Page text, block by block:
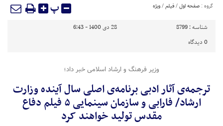
گروه : صفحه اول / فیلم / ویژه پ
شناسه : 8799
28 دی 1400 - 6:43
0 دیدگاه
وزیر فرهنگ و ارشاد اسلامی خبر داد؛
ترجمه‌ی آثار ادبی برنامه‌ی اصلی سال آینده وزارت
ارشاد/ فارابی و سازمان سینمایی ۵ فیلم دفاع
مقدس تولید خواهند کرد